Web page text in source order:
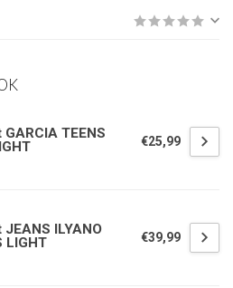
TEENS
€25,99
ILYANO
LIGHT
€39,99